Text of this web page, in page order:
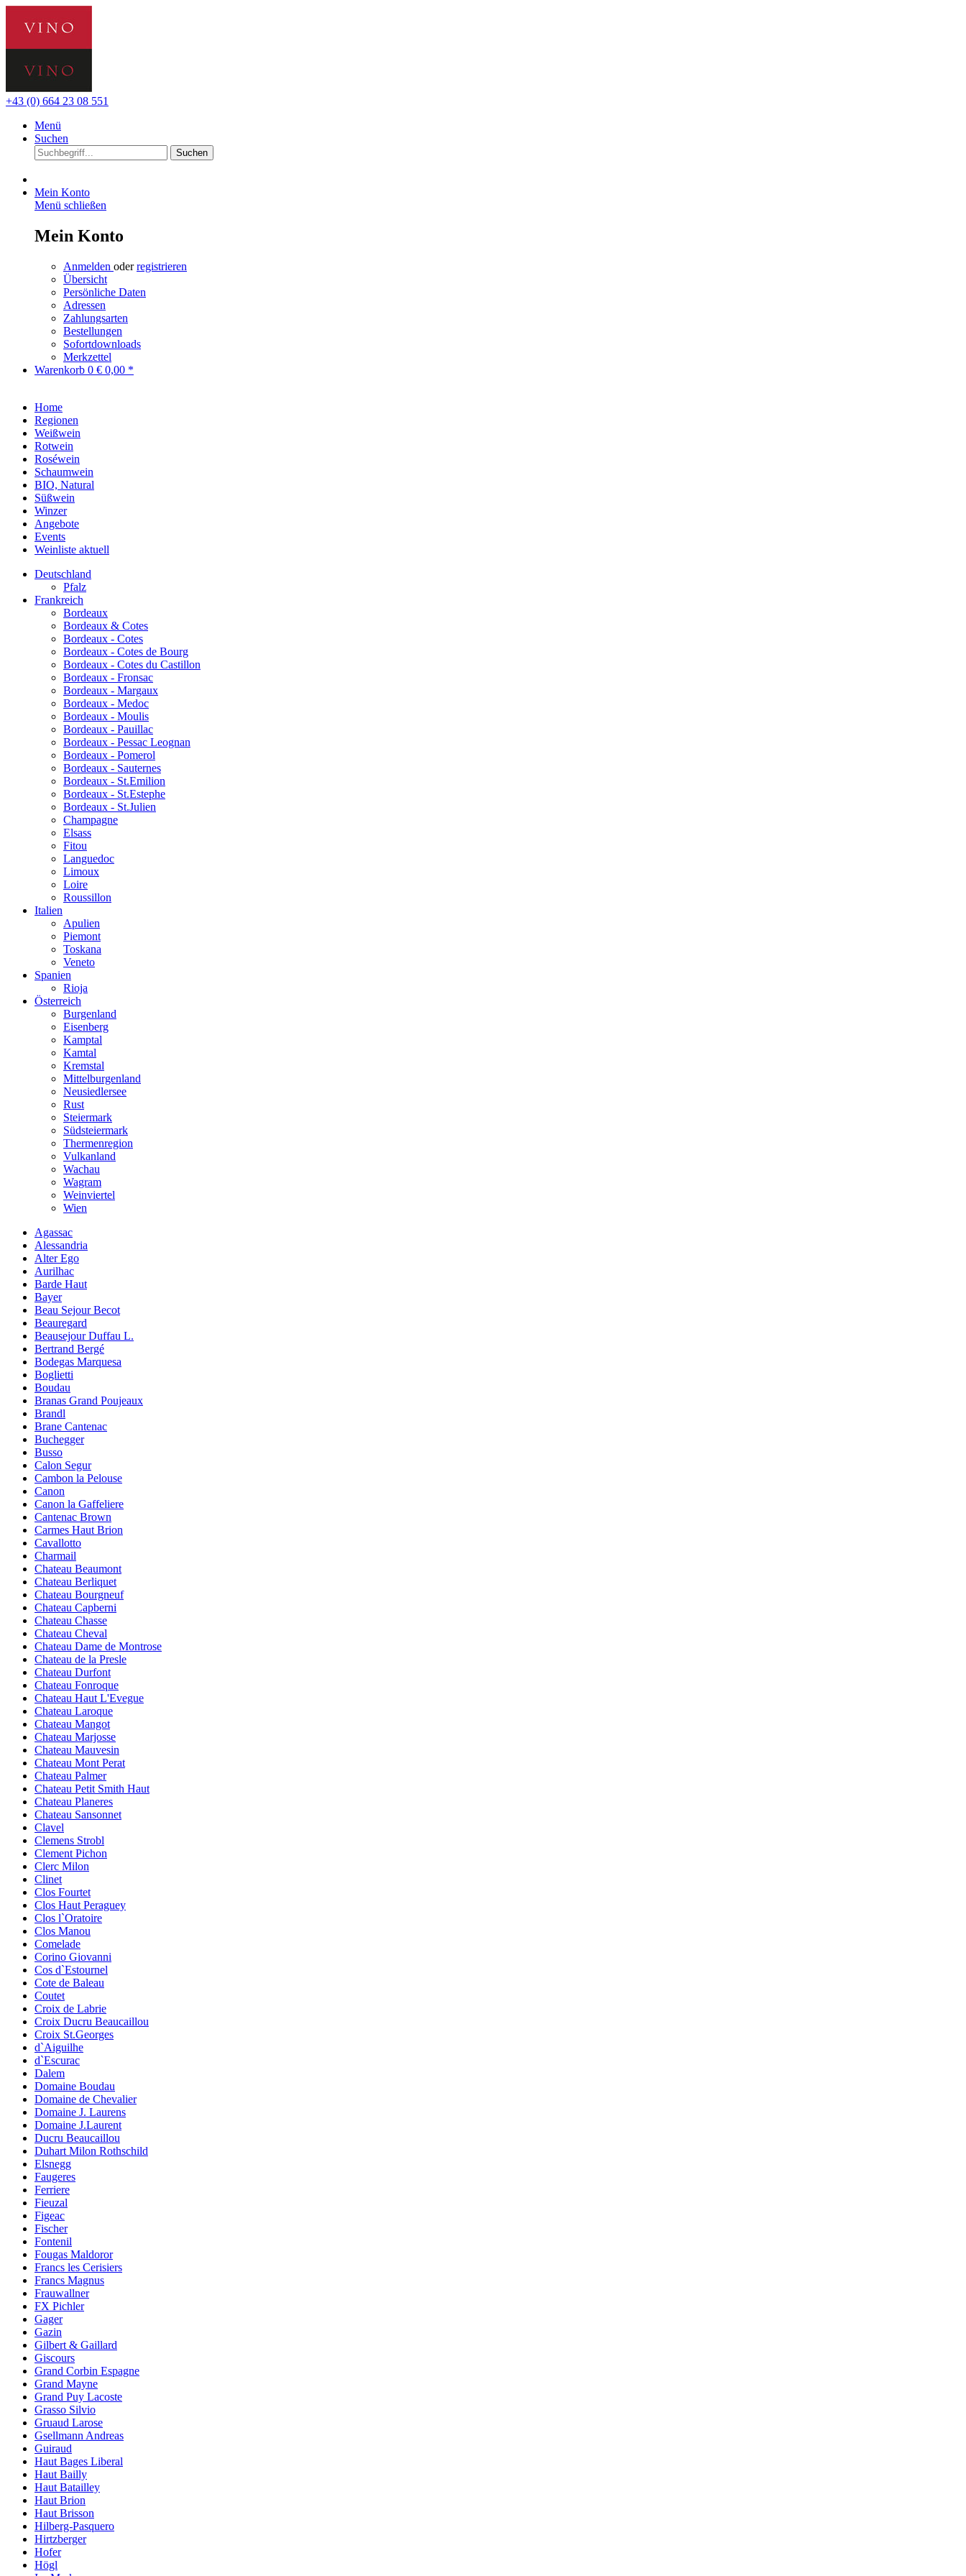
+43 (0) 664 23 08 551
Menü
Suchen
Suchen
Mein Konto
Menü schließen
Mein Konto
Anmelden oderregistrieren
Übersicht
Persönliche Daten
Adressen
Zahlungsarten
Bestellungen
Sofortdownloads
Merkzettel
Warenkorb 0 € 0,00 *
Home
Regionen
Weißwein
Rotwein
Roséwein
Schaumwein
BIO, Natural
Süßwein
Winzer
Angebote
Events
Weinliste aktuell
Deutschland
Pfalz
Frankreich
Bordeaux
Bordeaux & Cotes
Bordeaux - Cotes
Bordeaux - Cotes de Bourg
Bordeaux - Cotes du Castillon
Bordeaux - Fronsac
Bordeaux - Margaux
Bordeaux - Medoc
Bordeaux - Moulis
Bordeaux - Pauillac
Bordeaux - Pessac Leognan
Bordeaux - Pomerol
Bordeaux - Sauternes
Bordeaux - St.Emilion
Bordeaux - St.Estephe
Bordeaux - St.Julien
Champagne
Elsass
Fitou
Languedoc
Limoux
Loire
Roussillon
Italien
Apulien
Piemont
Toskana
Veneto
Spanien
Rioja
Österreich
Burgenland
Eisenberg
Kamptal
Kamtal
Kremstal
Mittelburgenland
Neusiedlersee
Rust
Steiermark
Südsteiermark
Thermenregion
Vulkanland
Wachau
Wagram
Weinviertel
Wien
Agassac
Alessandria
Alter Ego
Aurilhac
Barde Haut
Bayer
Beau Sejour Becot
Beauregard
Beausejour Duffau L.
Bertrand Bergé
Bodegas Marquesa
Boglietti
Boudau
Branas Grand Poujeaux
Brandl
Brane Cantenac
Buchegger
Busso
Calon Segur
Cambon la Pelouse
Canon
Canon la Gaffeliere
Cantenac Brown
Carmes Haut Brion
Cavallotto
Charmail
Chateau Beaumont
Chateau Berliquet
Chateau Bourgneuf
Chateau Capberni
Chateau Chasse
Chateau Cheval
Chateau Dame de Montrose
Chateau de la Presle
Chateau Durfont
Chateau Fonroque
Chateau Haut L'Evegue
Chateau Laroque
Chateau Mangot
Chateau Marjosse
Chateau Mauvesin
Chateau Mont Perat
Chateau Palmer
Chateau Petit Smith Haut
Chateau Planeres
Chateau Sansonnet
Clavel
Clemens Strobl
Clement Pichon
Clerc Milon
Clinet
Clos Fourtet
Clos Haut Peraguey
Clos l`Oratoire
Clos Manou
Comelade
Corino Giovanni
Cos d`Estournel
Cote de Baleau
Coutet
Croix de Labrie
Croix Ducru Beaucaillou
Croix St.Georges
d`Aiguilhe
d`Escurac
Dalem
Domaine Boudau
Domaine de Chevalier
Domaine J. Laurens
Domaine J.Laurent
Ducru Beaucaillou
Duhart Milon Rothschild
Elsnegg
Faugeres
Ferriere
Fieuzal
Figeac
Fischer
Fontenil
Fougas Maldoror
Francs les Cerisiers
Francs Magnus
Frauwallner
FX Pichler
Gager
Gazin
Gilbert & Gaillard
Giscours
Grand Corbin Espagne
Grand Mayne
Grand Puy Lacoste
Grasso Silvio
Gruaud Larose
Gsellmann Andreas
Guiraud
Haut Bages Liberal
Haut Bailly
Haut Batailley
Haut Brion
Haut Brisson
Hilberg-Pasquero
Hirtzberger
Hofer
Högl